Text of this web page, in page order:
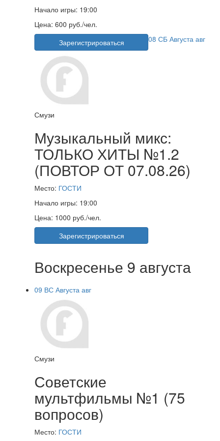
Начало игры: 19:00
Цена: 600 руб./чел.
Зарегистрироваться
08 СБ Августа авг
Смузи
Музыкальный микс:
ТОЛЬКО ХИТЫ №1.2
(ПОВТОР ОТ 07.08.26)
Место: ГОСТИ
Начало игры: 19:00
Цена: 1000 руб./чел.
Зарегистрироваться
Воскресенье 9 августа
09 ВС Августа авг
Смузи
Советские
мультфильмы №1 (75
вопросов)
Место: ГОСТИ